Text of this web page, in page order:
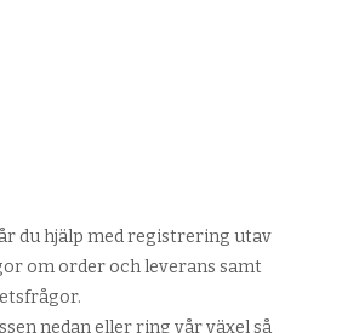
du hjälp med registrering utav
om order och leverans samt
nedan eller ring vår växel så